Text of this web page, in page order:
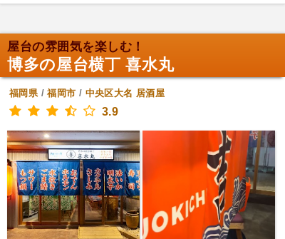
屋台の雰囲気を楽しむ！
博多の屋台横丁 喜水丸
福岡県/福岡市 / 中央区大名 居酒屋
3.9